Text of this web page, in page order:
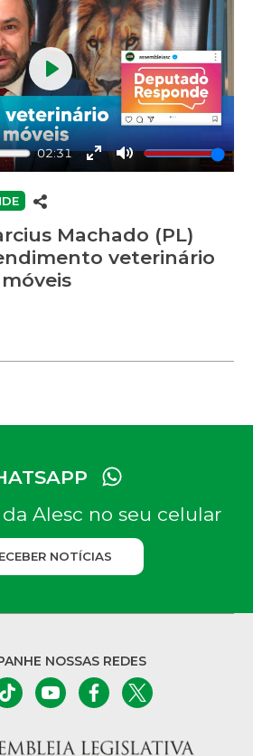
02:31
EnterMute
Play
Machado (PL)
veterinário
Alesc no seu celular
NOTÍCIAS
NOSSAS REDES